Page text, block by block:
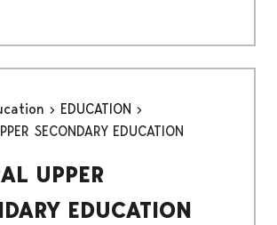
EDUCATION
SECONDARY EDUCATION
UPPER
EDUCATION